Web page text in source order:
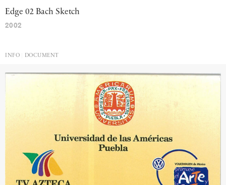
Edge 02 Bach Sketch
2002
INFO DOCUMENT